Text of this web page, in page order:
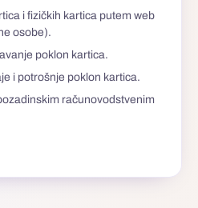
i fizičkih kartica putem web
osobe).
poklon kartica.
i potrošnje poklon kartica.
računovodstvenim